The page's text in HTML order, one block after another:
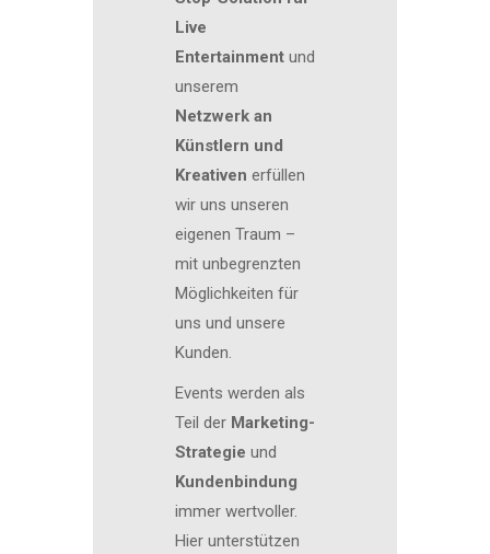
Live
Entertainment und
unserem
Netzwerk an
Künstlern und
Kreativen erfüllen
wir uns unseren
eigenen Traum –
mit unbegrenzten
Möglichkeiten für
uns und unsere
Kunden.
Events werden als
Teil der Marketing-
Strategie und
Kundenbindung
immer wertvoller.
Hier unterstützen